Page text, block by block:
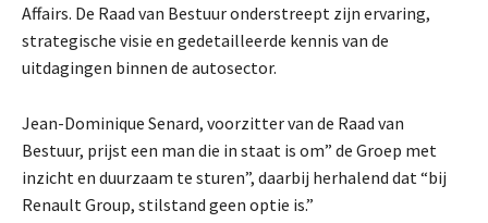
Affairs. De Raad van Bestuur onderstreept zijn ervaring,
strategische visie en gedetailleerde kennis van de
uitdagingen binnen de autosector.
Jean-Dominique Senard, voorzitter van de Raad van
Bestuur, prijst een man die in staat is om” de Groep met
inzicht en duurzaam te sturen”, daarbij herhalend dat “bij
Renault Group, stilstand geen optie is.”